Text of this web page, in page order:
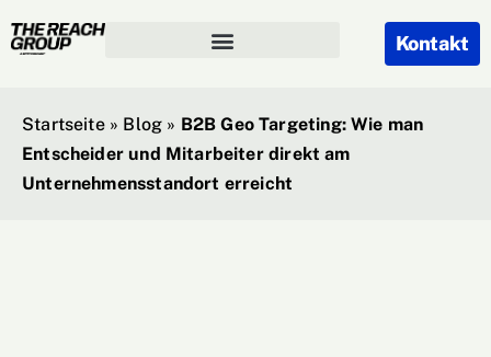
Kontakt
Startseite» Blog » B2B Geo Targeting: Wie man
Entscheider und Mitarbeiter direkt am
Unternehmensstandort erreicht